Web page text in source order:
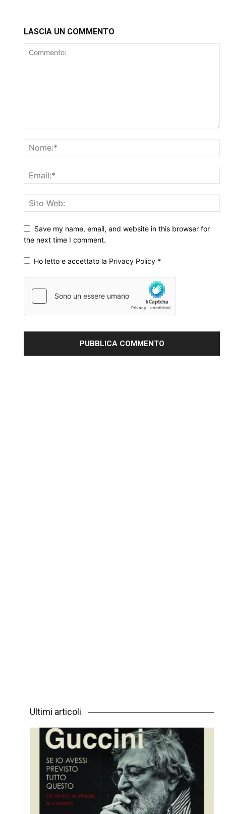
LASCIA UN COMMENTO
Save my name, email, and website in this browser for
the next time I comment.
Ho letto e accettato la Privacy Policy *
Ultimi articoli